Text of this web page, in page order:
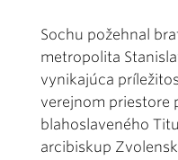
Sochu požehnal
metropolita
vynikajúca
verejnom priestore
blahoslaveného
arcibiskup